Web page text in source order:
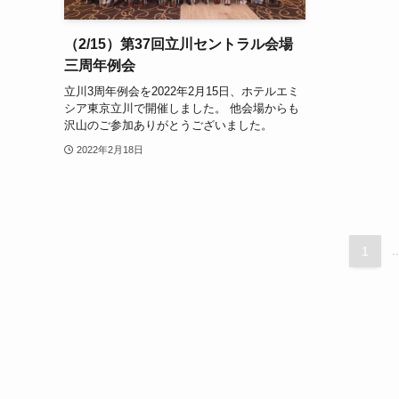
（2/15）第37回立川セントラル会場
三周年例会
立川3周年例会を2022年2月15日、ホテルエミ
シア東京立川で開催しました。 他会場からも
沢山のご参加ありがとうございました。
2022年2月18日
1